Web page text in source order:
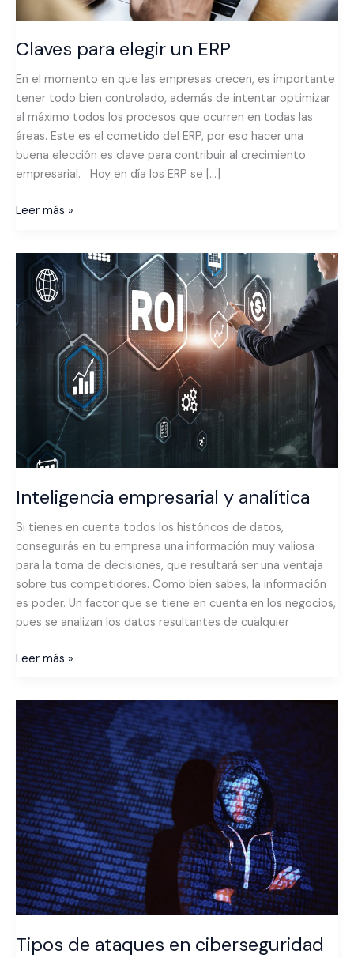
Claves para elegir un ERP
En el momento en que las empresas crecen, es importante
tener todo bien controlado, además de intentar optimizar
al máximo todos los procesos que ocurren en todas las
áreas. Este es el cometido del ERP, por eso hacer una
buena elección es clave para contribuir al crecimiento
empresarial. Hoy en día los ERP se […]
Leer más »
Inteligencia empresarial y analítica
Si tienes en cuenta todos los históricos de datos,
conseguirás en tu empresa una información muy valiosa
para la toma de decisiones, que resultará ser una ventaja
sobre tus competidores. Como bien sabes, la información
es poder. Un factor que se tiene en cuenta en los negocios,
pues se analizan los datos resultantes de cualquier
Inteligencia
empresarial
analítica
Leer más »
Tipos de ataques en ciberseguridad
Tipos
de
ataques
en
ciberseguridad